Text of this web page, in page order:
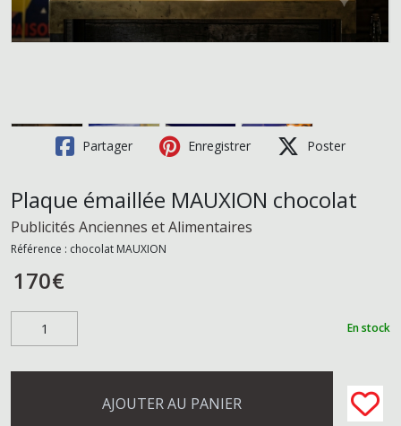
Partager Enregistrer Poster
Plaque émaillée MAUXION chocolat
Publicités Anciennes et Alimentaires
Référence : chocolat MAUXION
170€
En stock
AJOUTER AU PANIER